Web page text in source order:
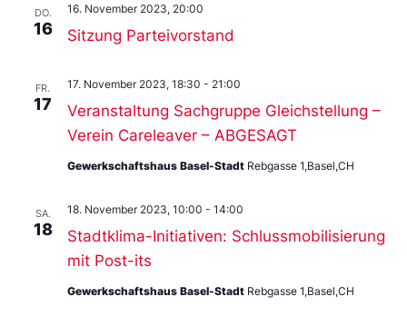
aus.
DO.
16 Sitzung Parteivorstand
16. November 2023, 20:00
FR.
17
Veranstaltung Sachgruppe Gleichstellung –
Verein Careleaver – ABGESAGT
17. November 2023, 18:30 - 21:00
Gewerkschaftshaus Basel-Stadt Rebgasse 1,Basel,CH
SA.
18
Stadtklima-Initiativen: Schlussmobilisierung
mit Post-its
18. November 2023, 10:00 - 14:00
Gewerkschaftshaus Basel-Stadt Rebgasse 1,Basel,CH